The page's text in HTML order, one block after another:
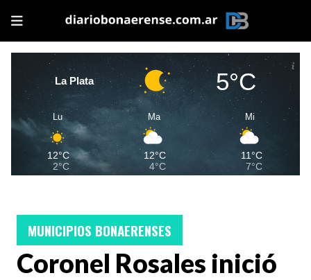
La Plata 5°C
Lu
12°C
2°C
Ma
12°C
4°C
Mi
11°C
7°C
Coronel Rosales inició
MUNICIPIOS BONAERENSES